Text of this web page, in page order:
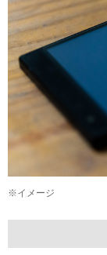
※イメージ